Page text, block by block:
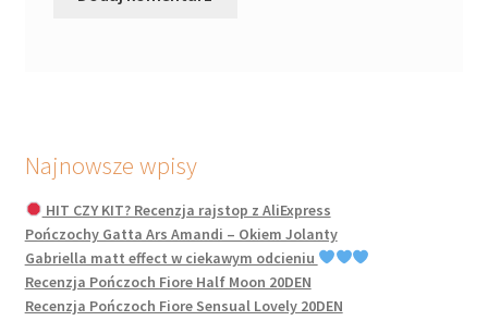
Najnowsze wpisy
HIT CZY KIT? Recenzja rajstop z AliExpress
Pończochy Gatta Ars Amandi – Okiem Jolanty
Gabriella matt effect w ciekawym odcieniu
Recenzja Pończoch Fiore Half Moon 20DEN
Recenzja Pończoch Fiore Sensual Lovely 20DEN